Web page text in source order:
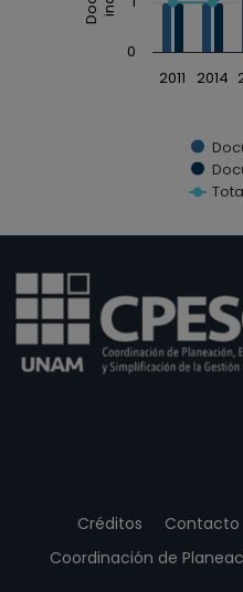
2011 2014
0
End of interactive
Créditos
Contacto
Coordinación de